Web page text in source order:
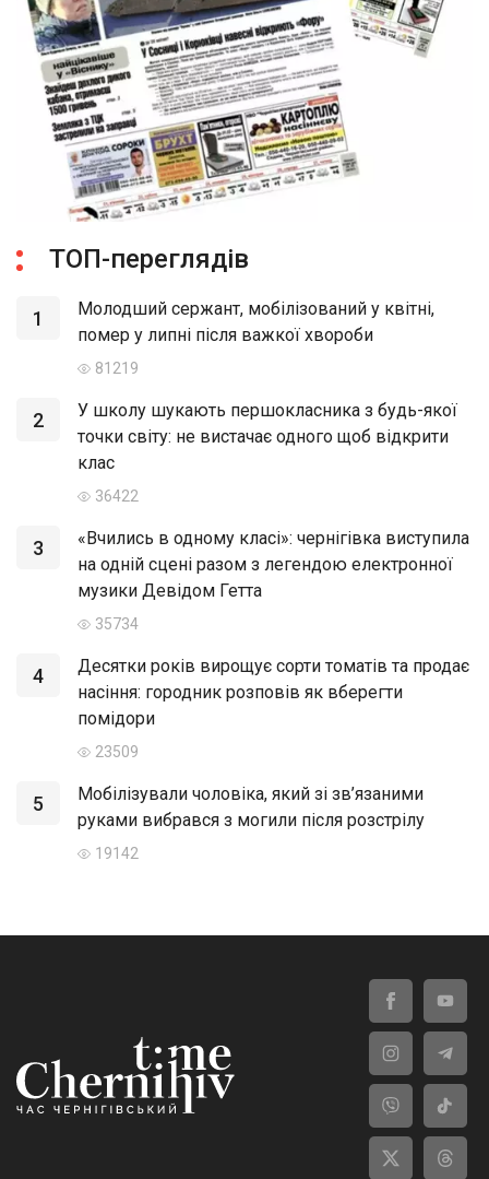
ТОП-переглядів
1
Молодший сержант, мобілізований у квітні,
помер у липні після важкої хвороби
81219
2
У школу шукають першокласника з будь-якої
точки світу: не вистачає одного щоб відкрити
клас
36422
3
«Вчились в одному класі»: чернігівка виступила
на одній сцені разом з легендою електронної
музики Девідом Гетта
35734
4
Десятки років вирощує сорти томатів та продає
насіння: городник розповів як вберегти
помідори
23509
5
Мобілізували чоловіка, який зі зв’язаними
руками вибрався з могили після розстрілу
19142